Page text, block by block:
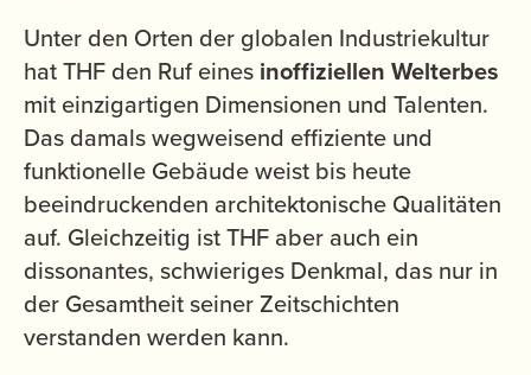
Unter den Orten der globalen Industriekultur
hat THF den Ruf eines inoffiziellen Welterbes
mit einzigartigen Dimensionen und Talenten.
Das damals wegweisend effiziente und
funktionelle Gebäude weist bis heute
beeindruckenden architektonische Qualitäten
auf. Gleichzeitig ist THF aber auch ein
dissonantes, schwieriges Denkmal, das nur in
der Gesamtheit seiner Zeitschichten
verstanden werden kann.